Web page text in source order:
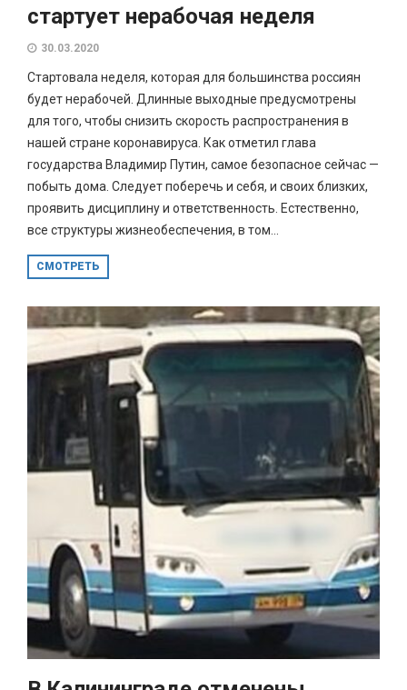
стартует нерабочая неделя
30.03.2020
Стартовала неделя, которая для большинства россиян
будет нерабочей. Длинные выходные предусмотрены
для того, чтобы снизить скорость распространения в
нашей стране коронавируса. Как отметил глава
государства Владимир Путин, самое безопасное сейчас —
побыть дома. Следует поберечь и себя, и своих близких,
проявить дисциплину и ответственность. Естественно,
все структуры жизнеобеспечения, в том...
СМОТРЕТЬ